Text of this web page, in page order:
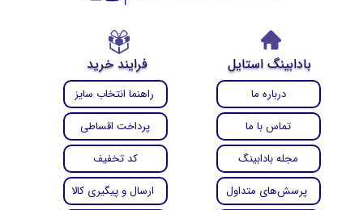
فرایند خرید بادابینگ استایل
راهنما انتخاب سایز
پرداخت اقساطی
کد تخفیف
ارسال و پیگیری کالا
درباره ما
تماس با ما
مجله بادابینگ
پرسش‌های متداول